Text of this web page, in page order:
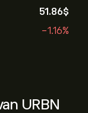
51.86‎$‎
-1.16%
URBN